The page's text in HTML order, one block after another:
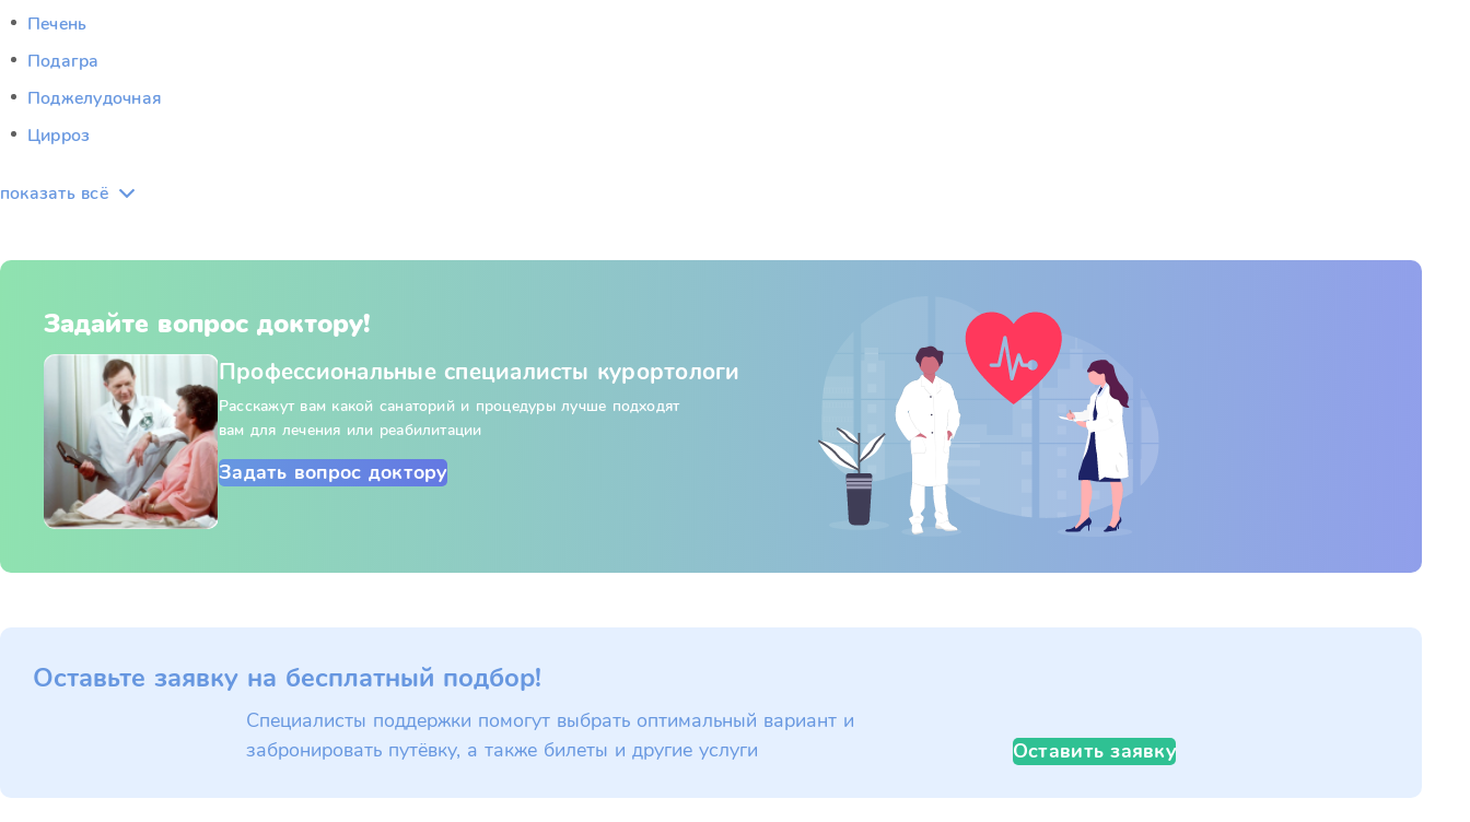
Печень
Подагра
Поджелудочная
Цирроз
показать всё
Задайте вопрос доктору!
Профессиональные специалисты курортологи
Расскажут вам какой санаторий и процедуры лучше подходят
вам для лечения или реабилитации
Задать вопрос доктору
Оставьте заявку на бесплатный подбор!
Специалисты поддержки помогут выбрать оптимальный вариант и
забронировать путёвку, а также билеты и другие услуги
Оставить заявку